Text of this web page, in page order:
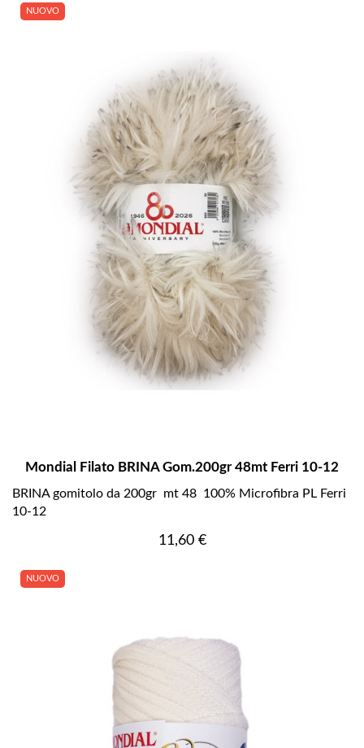
Mondial Filato BRINA Gom.200gr 48mt Ferri 10-12
BRINA gomitolo da 200gr mt 48 100% Microfibra PL Ferri
10-12
Prezzo
11,60 €
NUOVO
NUOVO